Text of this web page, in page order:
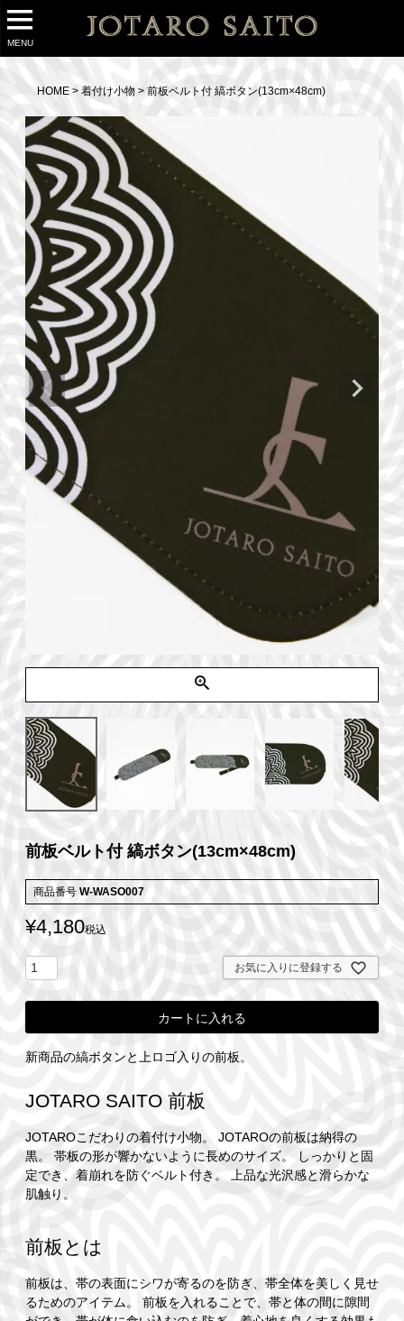
MENU
HOME 着付け小物 前板ベルト付 縞ボタン(13cm×48cm)
前板ベルト付 縞ボタン(13cm×48cm)
商品番号 W-WASO007
¥4,180税込
お気に入りに登録する
カートに入れる
新商品の縞ボタンと上ロゴ入りの前板。
JOTARO SAITO 前板
JOTAROこだわりの着付け小物。 JOTAROの前板は納得の
黒。 帯板の形が響かないように長めのサイズ。 しっかりと固
定でき、着崩れを防ぐベルト付き。 上品な光沢感と滑らかな
肌触り。
前板とは
前板は、帯の表面にシワが寄るのを防ぎ、帯全体を美しく見せ
るためのアイテム。 前板を入れることで、帯と体の間に隙間